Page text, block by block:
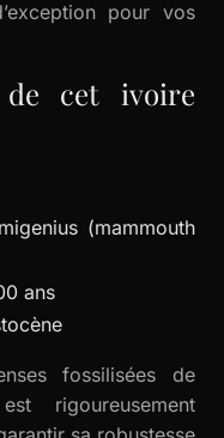
pour vos
cet ivoire
(mammouth
ans
fossilisées de
rigoureusement